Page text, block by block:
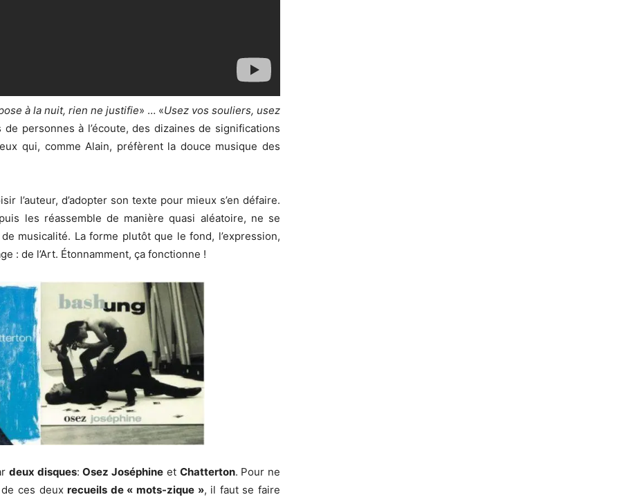
à la nuit, rien ne justifie» … «Usez vos souliers, usez
personnes à l’écoute, des dizaines de significations
qui, comme Alain, préfèrent la douce musique des
l’auteur, d’adopter son texte pour mieux s’en défaire.
les réassemble de manière quasi aléatoire, ne se
musicalité. La forme plutôt que le fond, l’expression,
: de l’Art. Étonnamment, ça fonctionne !
deux disques:Osez Joséphine et Chatterton. Pour ne
ces deuxrecueils de « mots-zique », il faut se faire